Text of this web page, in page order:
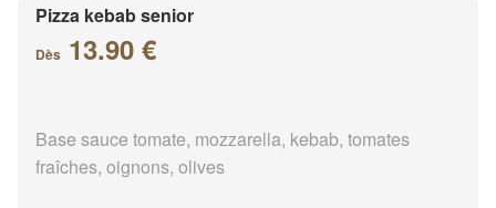
Pizza kebab senior
Dès 13.90 €
Base sauce tomate, mozzarella, kebab, tomates
fraîches, oignons, olives